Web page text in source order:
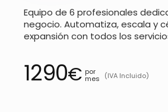
Equipo de 6 profesionales
negocio. Automatiza, escala y
expansión con todos los
1290€ por
mes (IVA Incluido)